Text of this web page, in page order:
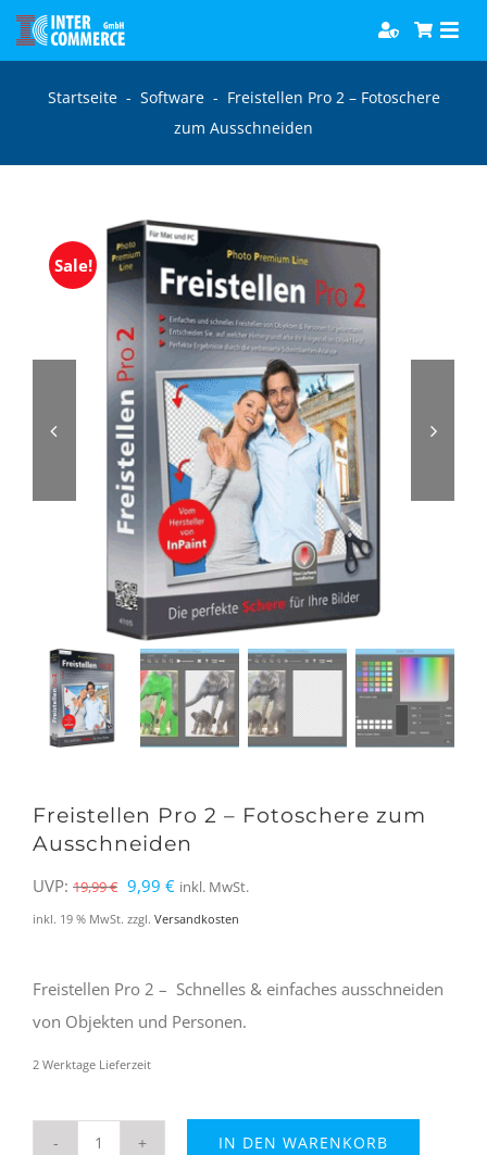
Zum
Inhalt
Software
Games
Hörbücher
Startseite- Software- Freistellen Pro 2 – Fotoschere
zum Ausschneiden
Sale!
Freistellen Pro 2 – Fotoschere zum
Ausschneiden
UVP: 19,99€ Ursprünglicher
Preis
19,99 €
9,99 €Aktueller
Preis
9,99 €.
inkl. MwSt.
inkl. 19 % MwSt. zzgl. Versandkosten
Freistellen Pro 2 – Schnelles & einfaches ausschneiden
von Objekten und Personen.
2 Werktage Lieferzeit
IN DEN WARENKORB